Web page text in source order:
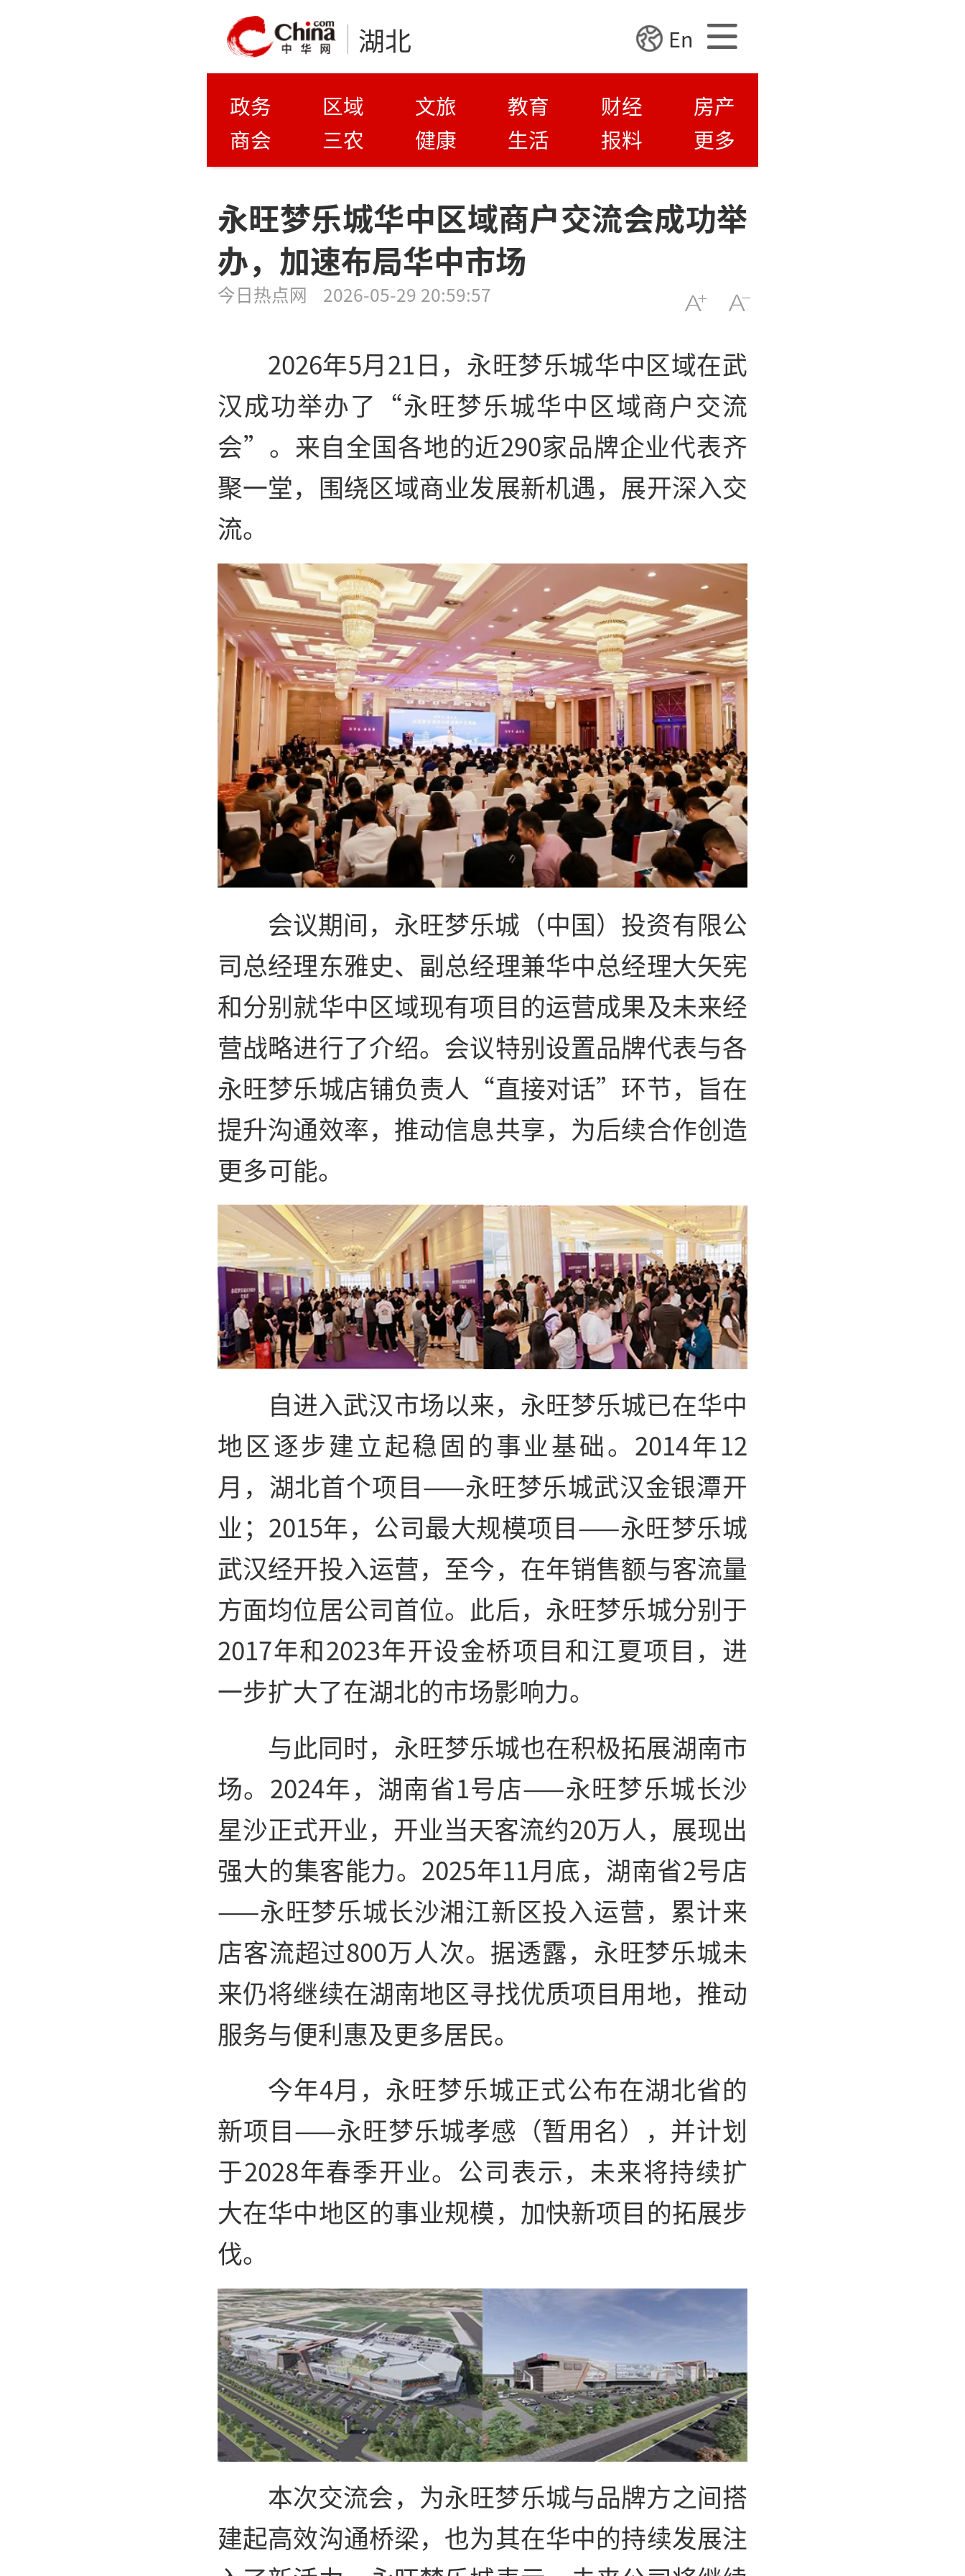
湖北 En
政务 区域 文旅 教育 财经
房产
商会
三农 健康 生活 报料 更多
永旺梦乐城华中区域商户交流会成功举
办，加速布局华中市场
今日热点网 2026-05-29 20:59:57
2026年5月21日，永旺梦乐城华中区域在武
汉成功举办了“永旺梦乐城华中区域商户交流
会”。来自全国各地的近290家品牌企业代表齐
聚一堂，围绕区域商业发展新机遇，展开深入交
流。
会议期间，永旺梦乐城（中国）投资有限公
司总经理东雅史、副总经理兼华中总经理大矢宪
和分别就华中区域现有项目的运营成果及未来经
营战略进行了介绍。会议特别设置品牌代表与各
永旺梦乐城店铺负责人“直接对话”环节，旨在
提升沟通效率，推动信息共享，为后续合作创造
更多可能。
自进入武汉市场以来，永旺梦乐城已在华中
地区逐步建立起稳固的事业基础。2014年12
月，湖北首个项目——永旺梦乐城武汉金银潭开
业；2015年，公司最大规模项目——永旺梦乐城
武汉经开投入运营，至今，在年销售额与客流量
方面均位居公司首位。此后，永旺梦乐城分别于
2017年和2023年开设金桥项目和江夏项目，进
一步扩大了在湖北的市场影响力。
与此同时，永旺梦乐城也在积极拓展湖南市
场。2024年，湖南省1号店——永旺梦乐城长沙
星沙正式开业，开业当天客流约20万人，展现出
强大的集客能力。2025年11月底，湖南省2号店
——永旺梦乐城长沙湘江新区投入运营，累计来
店客流超过800万人次。据透露，永旺梦乐城未
来仍将继续在湖南地区寻找优质项目用地，推动
服务与便利惠及更多居民。
今年4月，永旺梦乐城正式公布在湖北省的
新项目——永旺梦乐城孝感（暂用名），并计划
于2028年春季开业。公司表示，未来将持续扩
大在华中地区的事业规模，加快新项目的拓展步
伐。
本次交流会，为永旺梦乐城与品牌方之间搭
建起高效沟通桥梁，也为其在华中的持续发展注